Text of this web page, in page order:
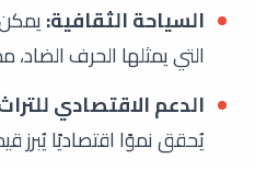
السياحة الثقافية:
التي يمثلها الحرف الضاد،
الدعم الاقتصادي
يُحقق نموًا اقتصاديًا يُبرز